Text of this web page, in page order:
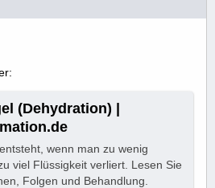
(Dehydration) |
wenn man zu wenig
viel Flüssigkeit verliert. Lesen Sie
Folgen und Behandlung.